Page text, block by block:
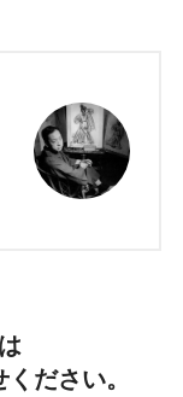
ださい。